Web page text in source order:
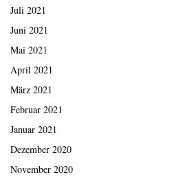
Juli 2021
Juni 2021
Mai 2021
April 2021
März 2021
Februar 2021
Januar 2021
Dezember 2020
November 2020